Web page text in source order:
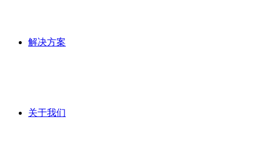
解决方案
关于我们